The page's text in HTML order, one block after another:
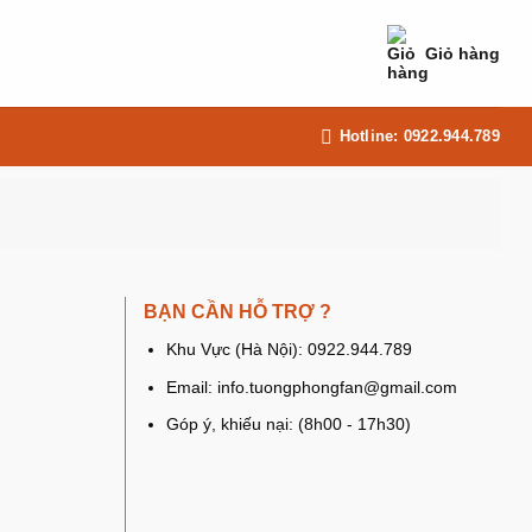
Giỏ hàng
Hotline: 0922.944.789
BẠN CẦN HỖ TRỢ ?
Khu Vực (Hà Nội): 0922.944.789
Email: info.tuongphongfan@gmail.com
Góp ý, khiếu nại: (8h00 - 17h30)